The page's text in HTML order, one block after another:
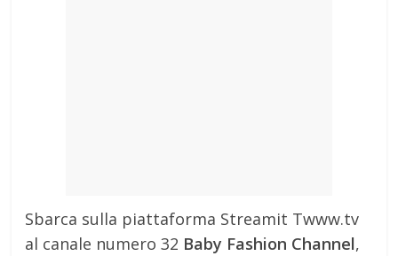
Sbarca sulla piattaforma Streamit Twww.tv
al canale numero 32 Baby Fashion Channel,